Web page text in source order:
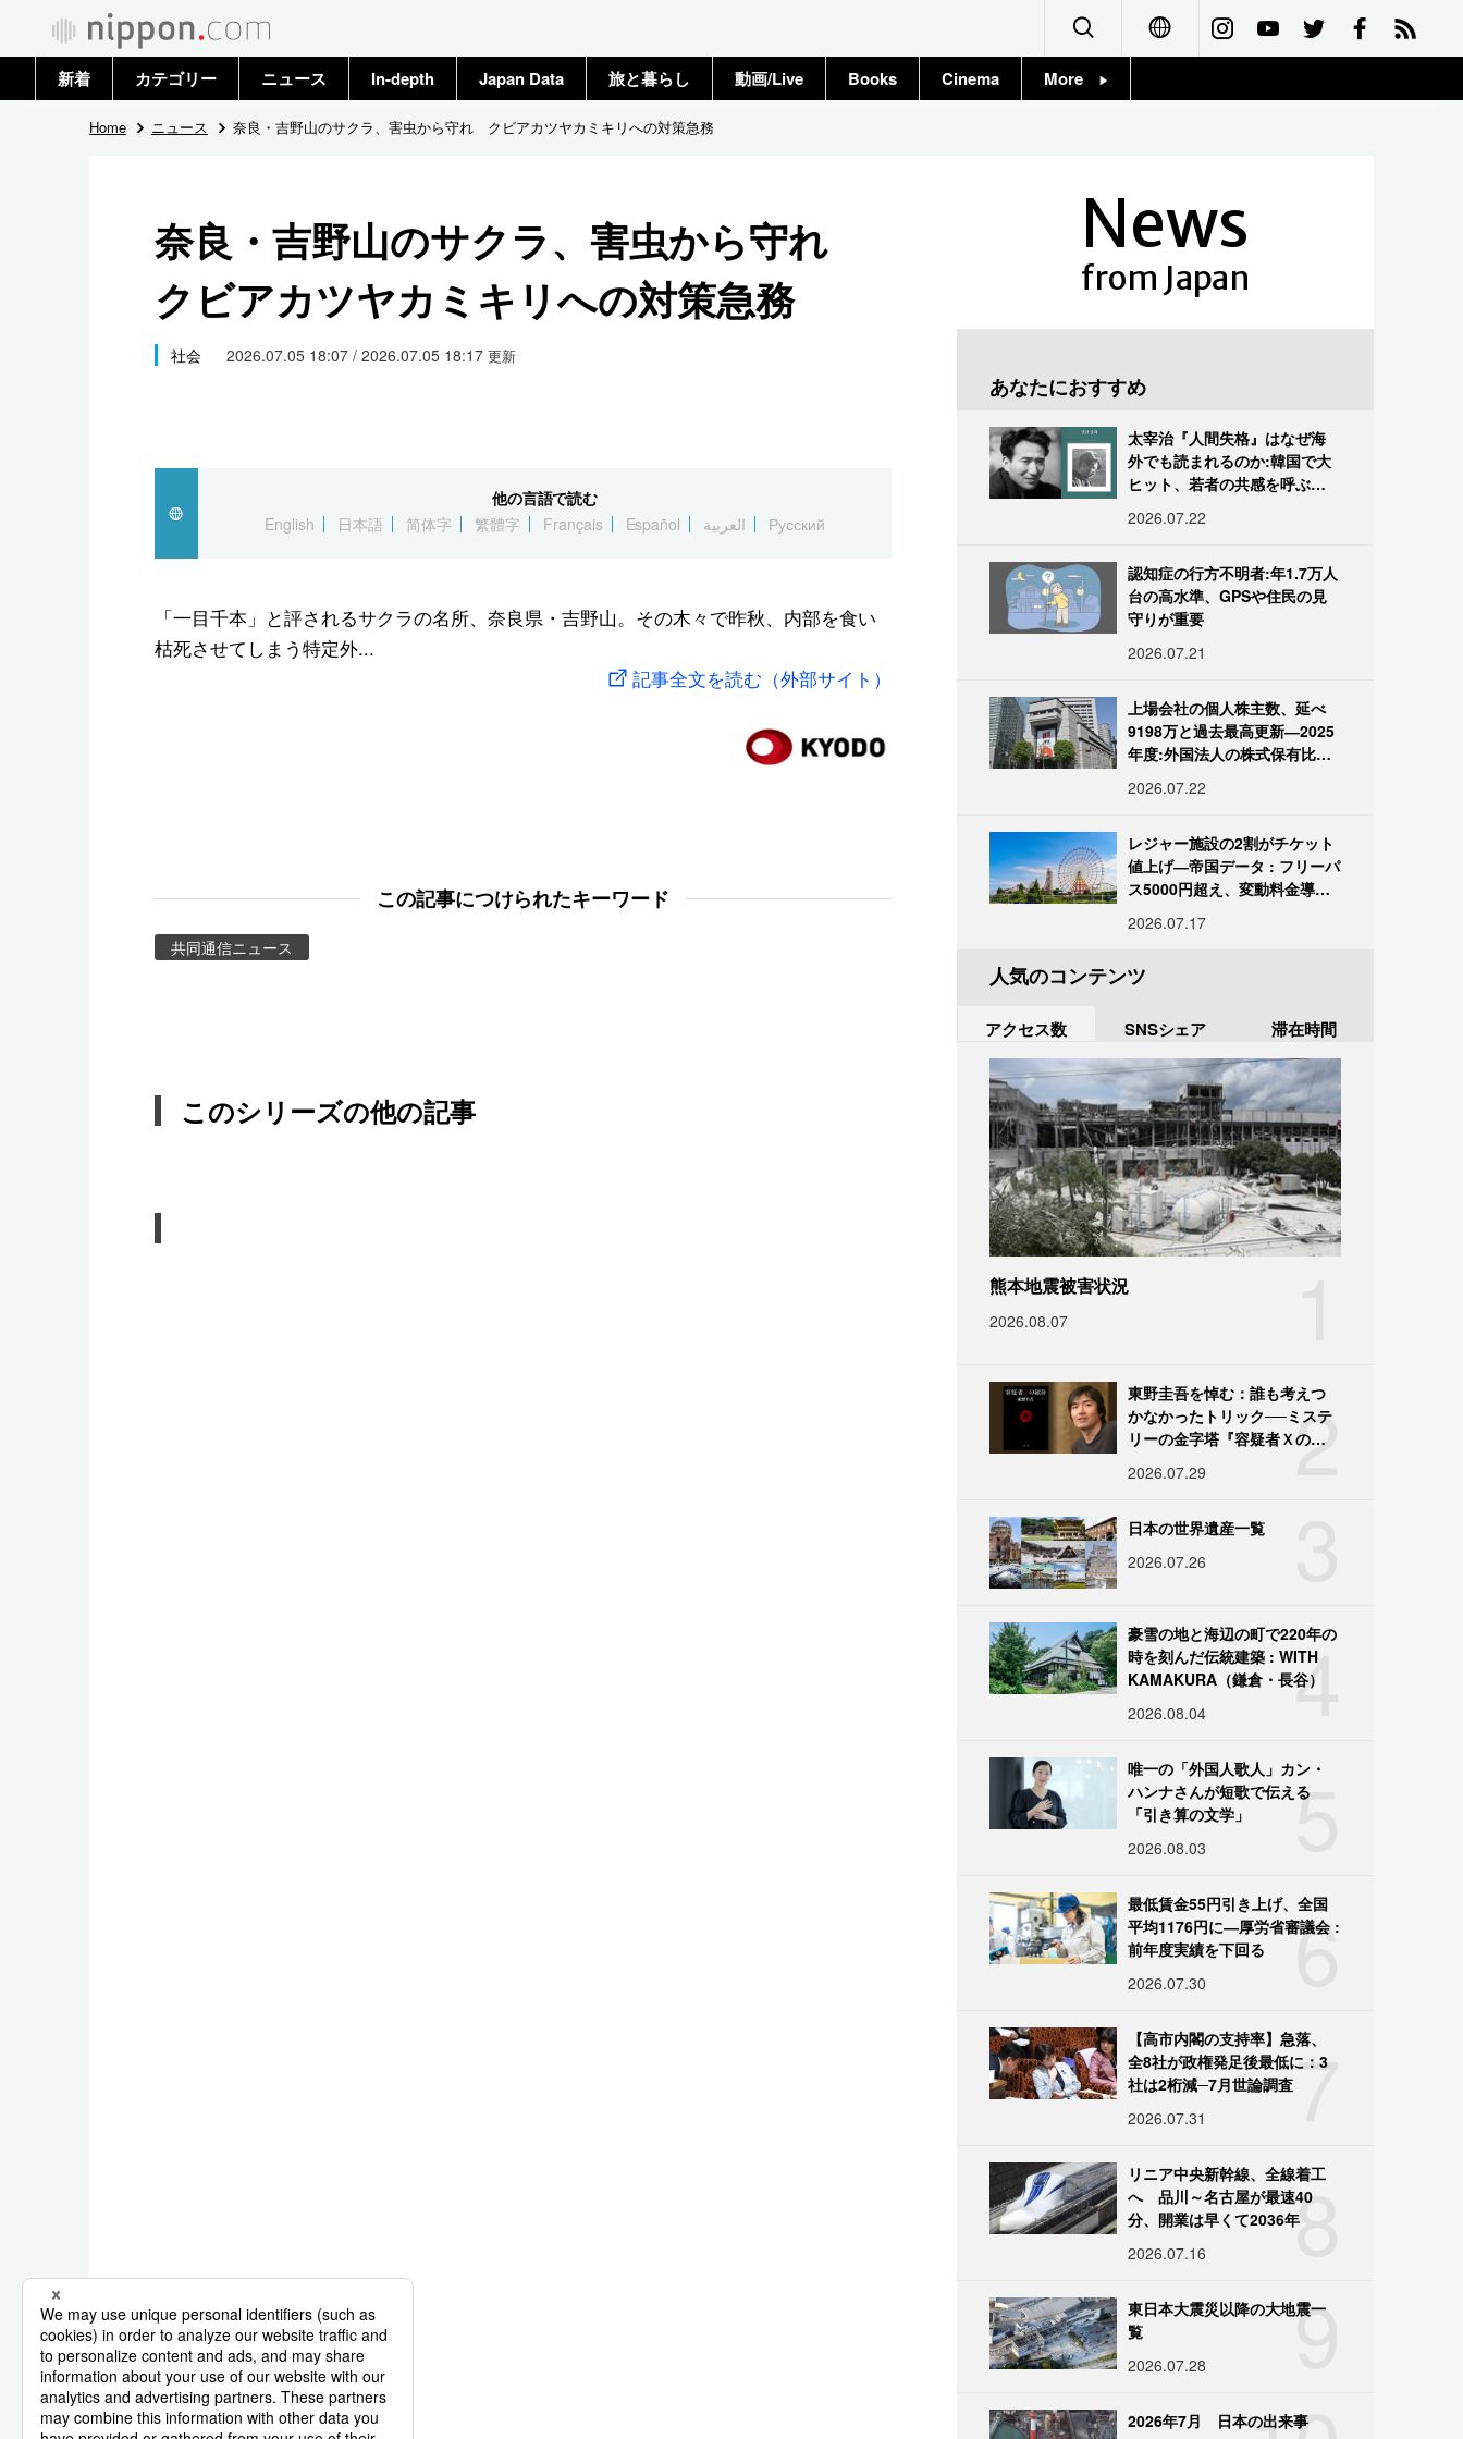
Français
新着 カテゴリー
政治・外交
国際
社会
文化
スポーツ・東京2020
ニュース
トップ
In-depth Japan Data 旅と暮らし 動画/Live Books Cinema More
Home ニュース 奈良・吉野山のサクラ、害虫から守れ クビアカツヤカミキリへの対策急務
奈良・吉野山のサクラ、害虫から守れ
クビアカツヤカミキリへの対策急務
社会 2026.07.05 18:07 / 2026.07.05 18:17 更新
他の言語で読む
English
日本語 简体字 繁體字 Français Español العربية Русский
「一目千本」と評されるサクラの名所、奈良県・吉野山。その木々で昨秋、内部を食い
枯死させてしまう特定外...
記事全文を読む（外部サイト）
この記事につけられたキーワード
共同通信ニュース
このシリーズの他の記事
News
from Japan
あなたにおすすめ
太宰治『人間失格』はなぜ海
外でも読まれるのか:韓国で大
ヒット、若者の共感を呼ぶ
2026.07.22
認知症の行方不明者:年1.7万人
台の高水準、GPSや住民の見
守りが重要
2026.07.21
上場会社の個人株主数、延べ
9198万と過去最高更新―2025
年度:外国法人の株式保有比率
2026.07.22
レジャー施設の2割がチケット
値上げ―帝国データ : フリーパ
ス5000円超え、変動料金導入
2026.07.17
人気のコンテンツ
アクセス数 SNSシェア 滞在時間
熊本地震被害状況
2026.08.07
2
東野圭吾を悼む：誰も考えつ
かなかったトリック──ミステ
リーの金字塔『容疑者Ｘの献
2026.07.29
日本の世界遺産一覧
2026.07.26
4
豪雪の地と海辺の町で220年の
時を刻んだ伝統建築 : WITH
KAMAKURA（鎌倉・長谷）
2026.08.04
5
唯一の「外国人歌人」カン・
ハンナさんが短歌で伝える
「引き算の文学」
2026.08.03
6
最低賃金55円引き上げ、全国
平均1176円に―厚労省審議会 :
前年度実績を下回る
2026.07.30
7
【高市内閣の支持率】急落、
全8社が政権発足後最低に：3
社は2桁減─7月世論調査
2026.07.31
8
リニア中央新幹線、全線着工
へ 品川～名古屋が最速40
分、開業は早くて2036年
2026.07.16
9
東日本大震災以降の大地震一
覧
2026.07.28
2026年7月 日本の出来事